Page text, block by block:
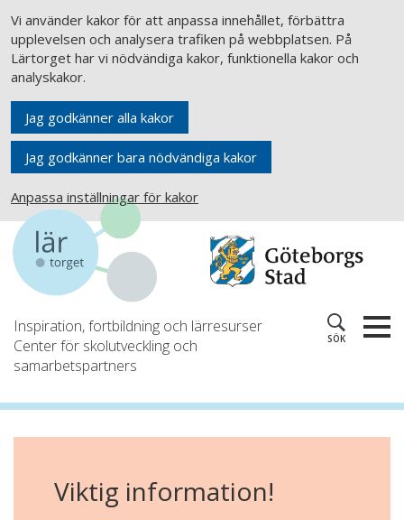
Vi använder kakor för att anpassa innehållet, förbättra
upplevelsen och analysera trafiken på webbplatsen. På
Lärtorget har vi nödvändiga kakor, funktionella kakor och
analyskakor.
Jag godkänner alla kakor
Jag godkänner bara nödvändiga kakor
Anpassa inställningar för kakor
Inspiration, fortbildning och lärresurser
Center för skolutveckling och
samarbetspartners
SÖK
Viktig information!